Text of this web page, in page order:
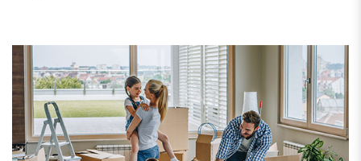
Meijendel. Ook bevind zich bij de boulevard tal van leuke
winkels, restaurants, bioscoop, casino. Een ding is zeker hier
verveel je je niet. Geen enkele Nederlandse badplaats heeft
zo veel attracties als Scheveningen. De meeste zijn
overdekt, dus perfect voor als het regent.